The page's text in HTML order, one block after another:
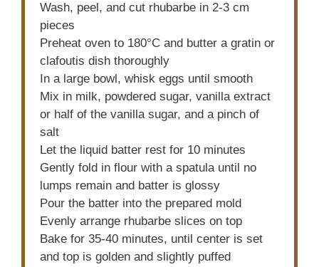
Wash, peel, and cut rhubarbe in 2-3 cm
pieces
Preheat oven to 180°C and butter a gratin or
clafoutis dish thoroughly
In a large bowl, whisk eggs until smooth
Mix in milk, powdered sugar, vanilla extract
or half of the vanilla sugar, and a pinch of
salt
Let the liquid batter rest for 10 minutes
Gently fold in flour with a spatula until no
lumps remain and batter is glossy
Pour the batter into the prepared mold
Evenly arrange rhubarbe slices on top
Bake for 35-40 minutes, until center is set
and top is golden and slightly puffed